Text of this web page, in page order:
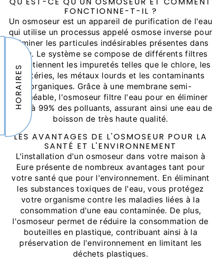
FONCTIONNE-T-IL ?
Un osmoseur est un appareil de purification de l'eau
qui utilise un processus appelé osmose inverse pour
éliminer les particules indésirables présentes dans
l'eau. Le système se compose de différents filtres
qui retiennent les impuretés telles que le chlore, les
bactéries, les métaux lourds et les contaminants
organiques. Grâce à une membrane semi-
perméable, l'osmoseur filtre l'eau pour en éliminer
jusqu'à 99% des polluants, assurant ainsi une eau de
boisson de très haute qualité.
LES AVANTAGES DE L'OSMOSEUR POUR LA
SANTÉ ET L'ENVIRONNEMENT
L'installation d'un osmoseur dans votre maison à
Eure présente de nombreux avantages tant pour
votre santé que pour l'environnement. En éliminant
les substances toxiques de l'eau, vous protégez
votre organisme contre les maladies liées à la
consommation d'une eau contaminée. De plus,
l'osmoseur permet de réduire la consommation de
bouteilles en plastique, contribuant ainsi à la
préservation de l'environnement en limitant les
déchets plastiques.
HORAIRES